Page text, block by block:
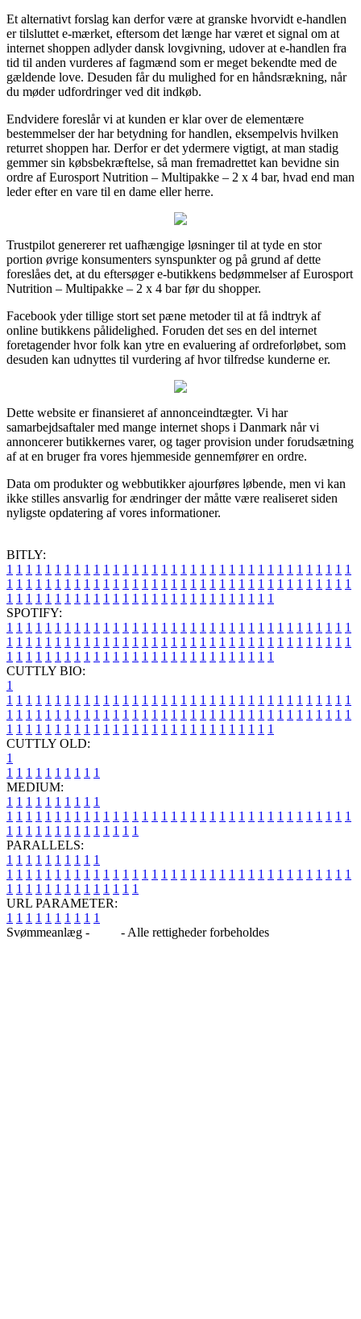
Et alternativt forslag kan derfor være at granske hvorvidt e-handlen
er tilsluttet e-mærket, eftersom det længe har været et signal om at
internet shoppen adlyder dansk lovgivning, udover at e-handlen fra
tid til anden vurderes af fagmænd som er meget bekendte med de
gældende love. Desuden får du mulighed for en håndsrækning, når
du møder udfordringer ved dit indkøb.
Endvidere foreslår vi at kunden er klar over de elementære
bestemmelser der har betydning for handlen, eksempelvis hvilken
returret shoppen har. Derfor er det ydermere vigtigt, at man stadig
gemmer sin købsbekræftelse, så man fremadrettet kan bevidne sin
ordre af Eurosport Nutrition – Multipakke – 2 x 4 bar, hvad end man
leder efter en vare til en dame eller herre.
Trustpilot genererer ret uafhængige løsninger til at tyde en stor
portion øvrige konsumenters synspunkter og på grund af dette
foreslåes det, at du eftersøger e-butikkens bedømmelser af Eurosport
Nutrition – Multipakke – 2 x 4 bar før du shopper.
Facebook yder tillige stort set pæne metoder til at få indtryk af
online butikkens pålidelighed. Foruden det ses en del internet
foretagender hvor folk kan ytre en evaluering af ordreforløbet, som
desuden kan udnyttes til vurdering af hvor tilfredse kunderne er.
Dette website er finansieret af annonceindtægter. Vi har
samarbejdsaftaler med mange internet shops i Danmark når vi
annoncerer butikkernes varer, og tager provision under forudsætning
af at en bruger fra vores hjemmeside gennemfører en ordre.
Data om produkter og webbutikker ajourføres løbende, men vi kan
ikke stilles ansvarlig for ændringer der måtte være realiseret siden
nyligste opdatering af vores informationer.
BITLY:
1 1 1 1 1 1 1 1 1 1 1 1 1 1 1 1 1 1 1 1 1 1 1 1 1 1 1 1 1 1 1 1 1 1 1 1
1 1 1 1 1 1 1 1 1 1 1 1 1 1 1 1 1 1 1 1 1 1 1 1 1 1 1 1 1 1 1 1 1 1 1 1
1 1 1 1 1 1 1 1 1 1 1 1 1 1 1 1 1 1 1 1 1 1 1 1 1 1 1 1
SPOTIFY:
1 1 1 1 1 1 1 1 1 1 1 1 1 1 1 1 1 1 1 1 1 1 1 1 1 1 1 1 1 1 1 1 1 1 1 1
1 1 1 1 1 1 1 1 1 1 1 1 1 1 1 1 1 1 1 1 1 1 1 1 1 1 1 1 1 1 1 1 1 1 1 1
1 1 1 1 1 1 1 1 1 1 1 1 1 1 1 1 1 1 1 1 1 1 1 1 1 1 1 1
CUTTLY BIO:
1
1 1 1 1 1 1 1 1 1 1 1 1 1 1 1 1 1 1 1 1 1 1 1 1 1 1 1 1 1 1 1 1 1 1 1 1
1 1 1 1 1 1 1 1 1 1 1 1 1 1 1 1 1 1 1 1 1 1 1 1 1 1 1 1 1 1 1 1 1 1 1 1
1 1 1 1 1 1 1 1 1 1 1 1 1 1 1 1 1 1 1 1 1 1 1 1 1 1 1 1
CUTTLY OLD:
1
1 1 1 1 1 1 1 1 1 1
MEDIUM:
1 1 1 1 1 1 1 1 1 1
1 1 1 1 1 1 1 1 1 1 1 1 1 1 1 1 1 1 1 1 1 1 1 1 1 1 1 1 1 1 1 1 1 1 1 1
1 1 1 1 1 1 1 1 1 1 1 1 1 1
PARALLELS:
1 1 1 1 1 1 1 1 1 1
1 1 1 1 1 1 1 1 1 1 1 1 1 1 1 1 1 1 1 1 1 1 1 1 1 1 1 1 1 1 1 1 1 1 1 1
1 1 1 1 1 1 1 1 1 1 1 1 1 1
URL PARAMETER:
1 1 1 1 1 1 1 1 1 1
Svømmeanlæg -
- Alle rettigheder forbeholdes